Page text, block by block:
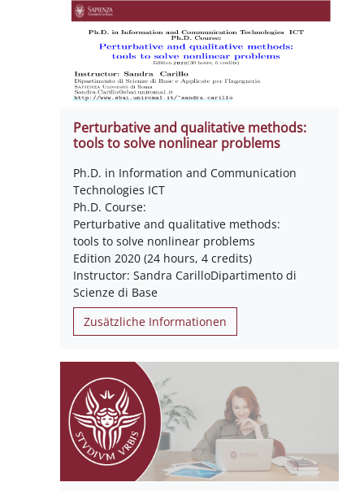
Perturbative and qualitative methods:
tools to solve nonlinear problems
Ph.D. in Information and Communication
Technologies ICT
Ph.D. Course:
Perturbative and qualitative methods:
tools to solve nonlinear problems
Edition 2020 (24 hours, 4 credits)
Instructor: Sandra CarilloDipartimento di
Scienze di Base
Zusätzliche Informationen